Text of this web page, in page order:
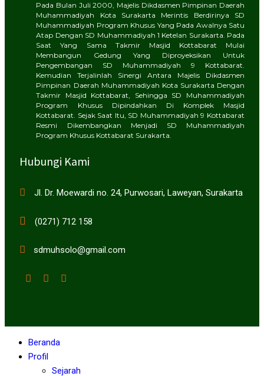
Pada Bulan Juli 2000, Majelis Dikdasmen Pimpinan Daerah
Muhammadiyah Kota Surakarta Merintis Berdirinya SD
Muhammadiyah Program Khusus Yang Pada Awalnya Satu
Atap Dengan SD Muhammadiyah 1 Ketelan Surakarta. Pada
Saat Yang Sama Takmir Masjid Kottabarat Mulai
Membangun Gedung Yang Diproyeksikan Untuk
Pengembangan SD Muhammadiyah 9 Kottabarat.
Kemudian Terjalinlah Sinergi Antara Majelis Dikdasmen
Pimpinan Daerah Muhammadiyah Kota Surakarta Dengan
Takmir Masjid Kottabarat, Sehingga SD Muhammadiyah
Program Khusus Dipindahkan Di Komplek Masjid
Kottabarat. Sejak Saat Itu, SD Muhammadiyah 9 Kottabarat
Resmi Dikembangkan Menjadi SD Muhammadiyah
Program Khusus Kottabarat Surakarta.
Hubungi Kami
Jl. Dr. Moewardi no. 24, Purwosari, Laweyan, Surakarta
(0271) 712 158
sdmuhsolo@gmail.com
Beranda
Profil
Sejarah